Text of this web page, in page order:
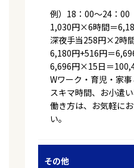
例）18：00～24：
1,030円×6時間＝
深夜手当258円×2時
6,180円+516円＝
6,696円×15日＝
Wワーク・育児・家
スキマ時間、お小遣
働き方は、お気軽に
い。
その他